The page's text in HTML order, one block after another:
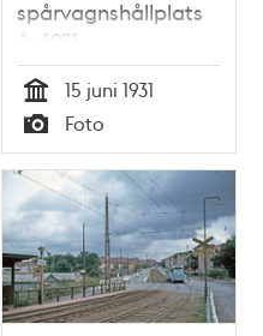
spårvagnshållplats
år 1931
Tid
15 juni 1931
Typ
Foto